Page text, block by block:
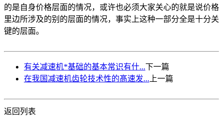
的是自身价格层面的情况，或许也必须大家关心的就是说价格
里边所涉及的别的层面的情况，事实上这种一部分全是十分关
键的层面。
有关减速机*基础的基本常识有什...下一篇
在我国减速机齿轮技术性的髙速发... 上一篇
返回列表